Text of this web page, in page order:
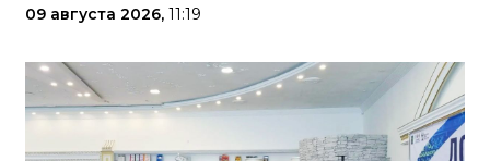
09 августа 2026, 11:19